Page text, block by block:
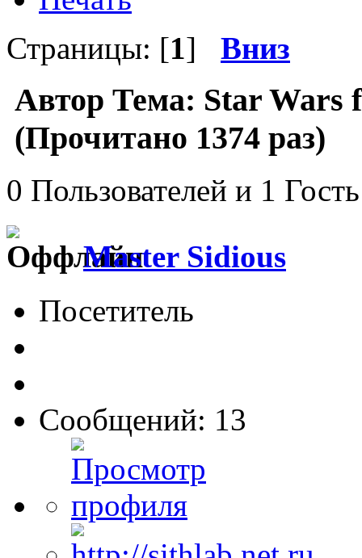
Страницы: [1] Вниз
Автор Тема: Star Wars
(Прочитано 1374 раз)
0 Пользователей и 1
Master Sidious
Посетитель
Сообщений: 13